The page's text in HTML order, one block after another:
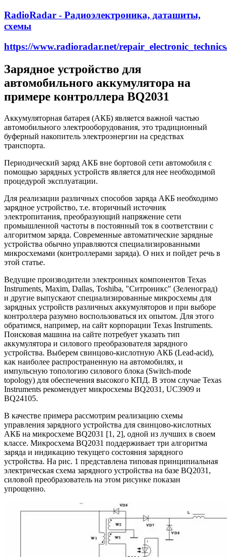
RadioRadar - Радиоэлектроника, даташиты,
схемы
https://www.radioradar.net/
Зарядное устройство для
автомобильного аккумулятора на
примере контроллера BQ2031
Аккумуляторная батарея (АКБ) является важной частью
автомобильного электрооборудования, это традиционный
буферный накопитель электроэнергии на средствах
транспорта.
Периодический заряд АКБ вне бортовой сети автомобиля с
помощью зарядных устройств является для нее необходимой
процедурой эксплуатации.
Для реализации различных способов заряда АКБ необходимо
зарядное устройство, т.е. вторичный источник
электропитания, преобразующий напряжение сети
промышленной частоты в постоянный ток в соответствии с
алгоритмом заряда. Современные автоматические зарядные
устройства обычно управляются специализированными
микросхемами (контроллерами заряда). О них и пойдет речь в
этой статье.
Ведущие производители электронных компонентов Texas
Instruments, Maxim, Dallas, Toshiba, "Ситроникс" (Зеленоград)
и другие выпускают специализированные микросхемы для
зарядных устройств различных аккумуляторов и при выборе
контроллера разумно воспользоваться их опытом. Для этого
обратимся, например, на сайт корпорации Texas Instruments.
Поисковая машина на сайте потребует указать тип
аккумулятора и силового преобразователя зарядного
устройства. Выберем свинцово-кислотную АКБ (Lead-acid),
как наиболее распространенную на автомобилях, и
импульсную топологию силового блока (Switch-mode
topology) для обеспечения высокого КПД. В этом случае Texas
Instruments рекомендует микросхемы BQ2031, UC3909 и
BQ24105.
В качестве примера рассмотрим реализацию схемы
управления зарядного устройства для свинцово-кислотных
АКБ на микросхеме BQ2031 [1, 2], одной из лучших в своем
классе. Микросхема BQ2031 поддерживает три алгоритма
заряда и индикацию текущего состояния зарядного
устройства. На рис. 1 представлена типовая принципиальная
электрическая схема зарядного устройства на базе BQ2031,
силовой преобразователь на этом рисунке показан
упрощенно.